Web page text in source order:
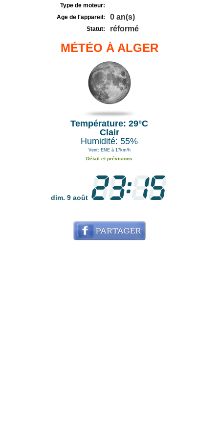
Type de moteur:
Age de l'appareil:
0 an(s)
Statut: réformé
MÉTÉO À ALGER
Température: 29°C
Clair
Humidité: 55%
Vent: ENE à 17km/h
Détail et prévisions
dim. 9 août